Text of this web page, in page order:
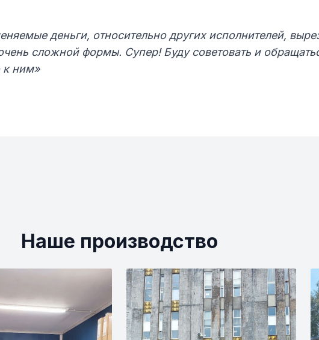
деньги, относительно других исполнителей,
сложной формы. Супер! Буду советовать и
к ним»
Наше производство